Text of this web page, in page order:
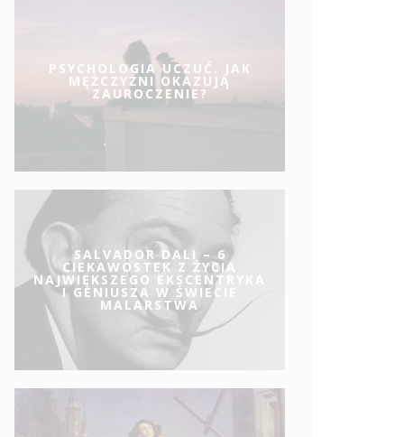
PSYCHOLOGIA UCZUĆ. JAK
MĘŻCZYŹNI OKAZUJĄ
ZAUROCZENIE?
SALVADOR DALI – 6
CIEKAWOSTEK Z ŻYCIA
NAJWIĘKSZEGO EKSCENTRYKA
I GENIUSZA W ŚWIECIE
MALARSTWA